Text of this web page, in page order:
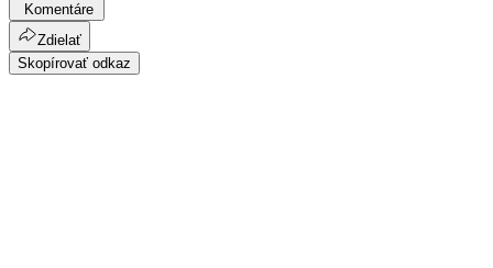
Komentáre
Zdielať
Skopírovať odkaz